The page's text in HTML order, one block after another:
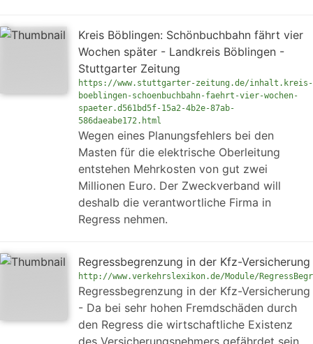
Kreis Böblingen: Schönbuchbahn fährt vier
Wochen später - Landkreis Böblingen -
Stuttgarter Zeitung
https://www.stuttgarter-zeitung.de/inhalt.kreis-
boeblingen-schoenbuchbahn-faehrt-vier-wochen-
spaeter.d561bd5f-15a2-4b2e-87ab-
586daeabe172.html
Wegen eines Planungsfehlers bei den
Masten für die elektrische Oberleitung
entstehen Mehrkosten von gut zwei
Millionen Euro. Der Zweckverband will
deshalb die verantwortliche Firma in
Regress nehmen.
Regressbegrenzung in der Kfz-Versicherung
http://www.verkehrslexikon.de/Module/
Regressbegrenzung in der Kfz-Versicherung
- Da bei sehr hohen Fremdschäden durch
den Regress die wirtschaftliche Existenz
des Versicherungsnehmers gefährdet sein